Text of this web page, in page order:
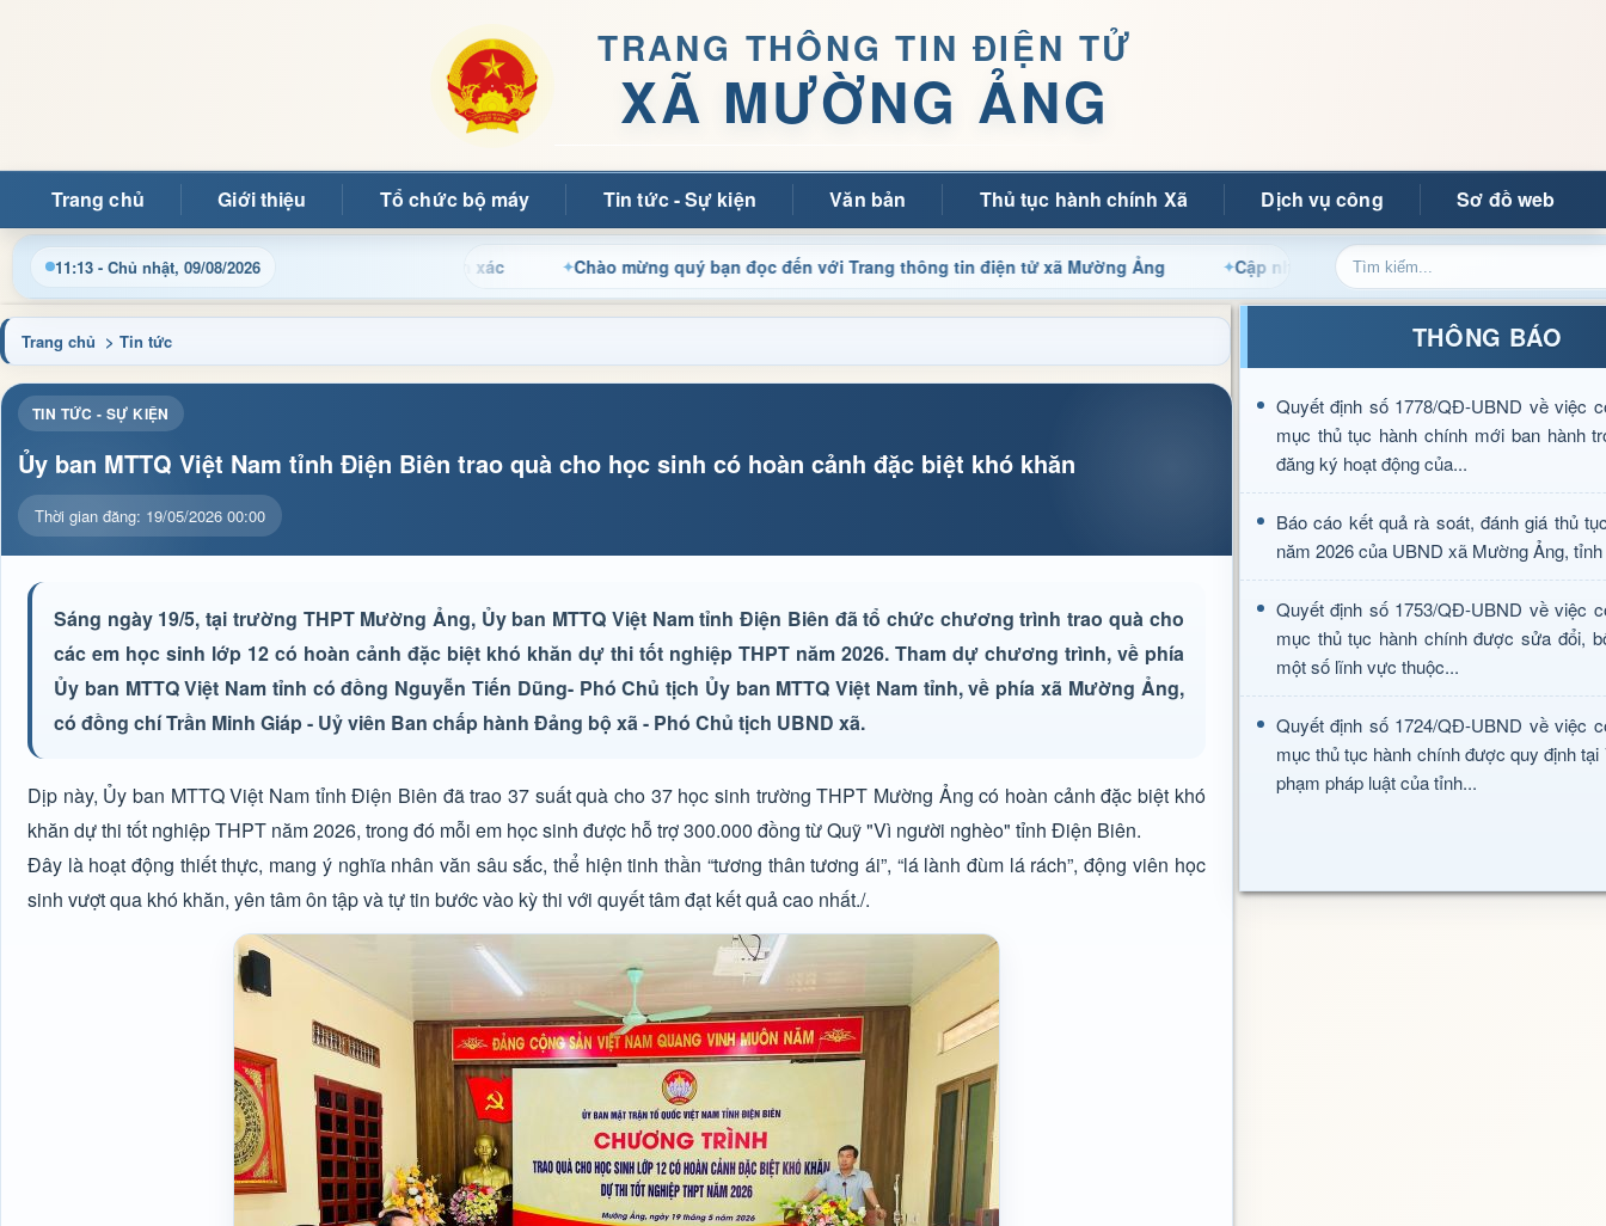
TRANG THÔNG TIN ĐIỆN TỬ
XÃ MƯỜNG ẢNG
Trang chủ Giới thiệu Tổ chức bộ máy Tin tức - Sự kiện Văn bản Thủ tục hành chính Xã Dịch vụ công Sơ đồ web
11:13 - Chủ nhật, 09/08/2026 Chào mừng quý bạn đọc đến với Trang thông tin điện tử xã Mường Ảng Cập nhật thông tin điều hành, thủ tục hành chính và
Trang chủ > Tin tức
TIN TỨC - SỰ KIỆN
Ủy ban MTTQ Việt Nam tỉnh Điện Biên trao quà cho học sinh có hoàn cảnh đặc biệt khó khăn
Thời gian đăng: 19/05/2026 00:00
Sáng ngày 19/5, tại trường THPT Mường Ảng, Ủy ban MTTQ Việt Nam tỉnh Điện Biên đã tổ chức chương trình trao quà cho
các em học sinh lớp 12 có hoàn cảnh đặc biệt khó khăn dự thi tốt nghiệp THPT năm 2026. Tham dự chương trình, về phía
Ủy ban MTTQ Việt Nam tỉnh có đồng Nguyễn Tiến Dũng- Phó Chủ tịch Ủy ban MTTQ Việt Nam tỉnh, về phía xã Mường Ảng,
có đồng chí Trần Minh Giáp - Uỷ viên Ban chấp hành Đảng bộ xã - Phó Chủ tịch UBND xã.
Dịp này, Ủy ban MTTQ Việt Nam tỉnh Điện Biên đã trao 37 suất quà cho 37 học sinh trường THPT Mường Ảng có hoàn cảnh đặc biệt khó
khăn dự thi tốt nghiệp THPT năm 2026, trong đó mỗi em học sinh được hỗ trợ 300.000 đồng từ Quỹ "Vì người nghèo" tỉnh Điện Biên.
Đây là hoạt động thiết thực, mang ý nghĩa nhân văn sâu sắc, thể hiện tinh thần “tương thân tương ái”, “lá lành đùm lá rách”, động viên học
sinh vượt qua khó khăn, yên tâm ôn tập và tự tin bước vào kỳ thi với quyết tâm đạt kết quả cao nhất./.
THÔNG BÁO
Quyết định số 1778/QĐ-UBND về việc
mục thủ tục hành chính mới ban hành
đăng ký hoạt động của...
Báo cáo kết quả rà soát, đánh giá thủ
năm 2026 của UBND xã Mường Ảng,
Quyết định số 1753/QĐ-UBND về việc
mục thủ tục hành chính được sửa đổi,
một số lĩnh vực thuộc...
Quyết định số 1724/QĐ-UBND về việc
mục thủ tục hành chính được quy định tại
phạm pháp luật của tỉnh...